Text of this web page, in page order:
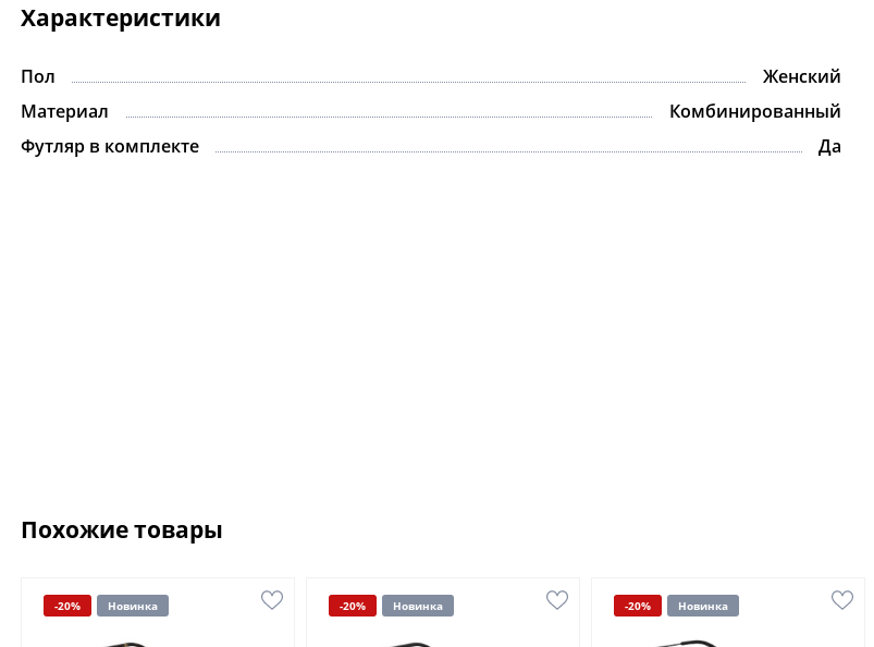
Характеристики
Пол
Женский
Материал
Комбинированный
Футляр в комплекте
Да
Похожие товары
-20% Новинка -20% Новинка -20% Новинка